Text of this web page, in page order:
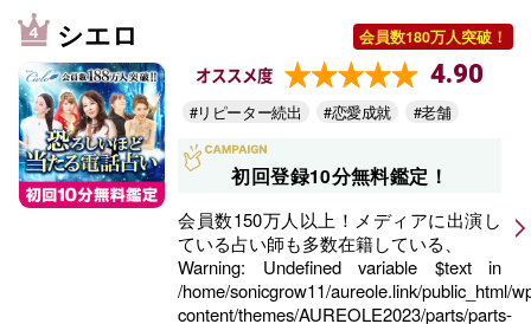
シエロ 会員数180万人突破！
オススメ度 4.90
#リピーター続出 #恋愛成就 #老舗
初回登録10分無料鑑定！
会員数150万人以上！メディアに出演し
ている占い師も多数在籍している、
Warning: Undefined variable $text in
/home/sonicgrow11/aureole.link/public_html/
content/themes/AUREOLE2023/parts/parts-